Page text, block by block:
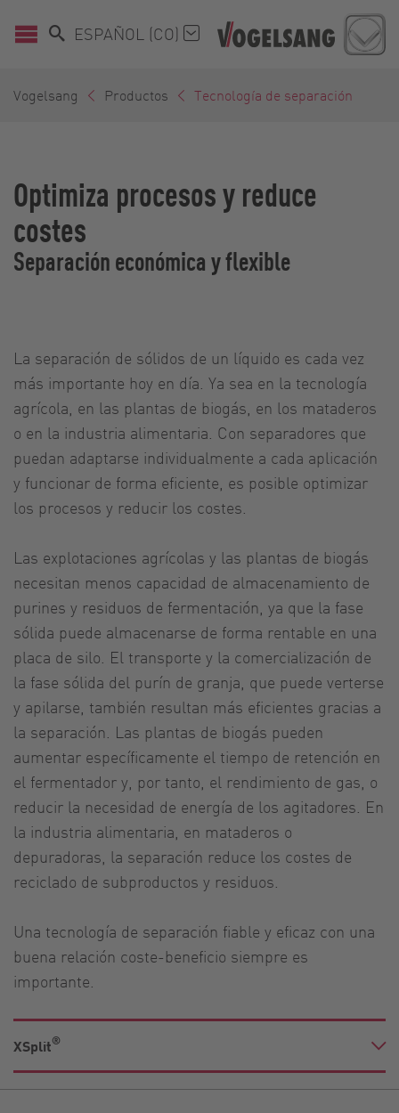
ESPAÑOL (CO)
Vogelsang Productos Tecnología de separación
Optimiza procesos y reduce
costes
Separación económica y flexible
La separación de sólidos de un líquido es cada vez
más importante hoy en día. Ya sea en la tecnología
agrícola, en las plantas de biogás, en los mataderos
o en la industria alimentaria. Con separadores que
puedan adaptarse individualmente a cada aplicación
y funcionar de forma eficiente, es posible optimizar
los procesos y reducir los costes.
Las explotaciones agrícolas y las plantas de biogás
necesitan menos capacidad de almacenamiento de
purines y residuos de fermentación, ya que la fase
sólida puede almacenarse de forma rentable en una
placa de silo. El transporte y la comercialización de
la fase sólida del purín de granja, que puede verterse
y apilarse, también resultan más eficientes gracias a
la separación. Las plantas de biogás pueden
aumentar específicamente el tiempo de retención en
el fermentador y, por tanto, el rendimiento de gas, o
reducir la necesidad de energía de los agitadores. En
la industria alimentaria, en mataderos o
depuradoras, la separación reduce los costes de
reciclado de subproductos y residuos.
Una tecnología de separación fiable y eficaz con una
buena relación coste-beneficio siempre es
importante.
XSplit®